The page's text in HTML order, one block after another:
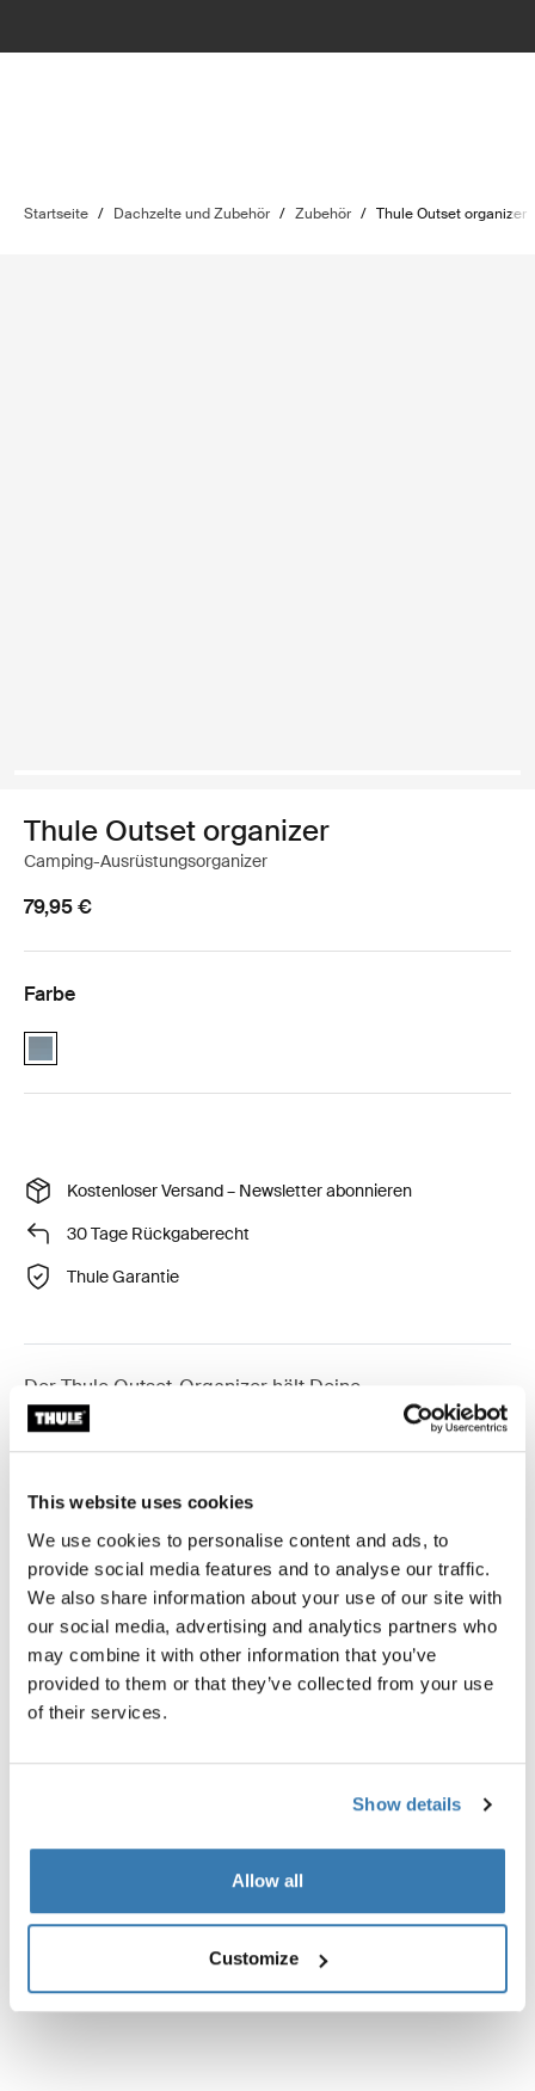
This website uses cookies
We use cookies to personalise content and ads, to
provide social media features and to analyse our traffic.
We also share information about your use of our site with
our social media, advertising and analytics partners who
may combine it with other information that you’ve
provided to them or that they’ve collected from your use
of their services.
Show details
Allow all
Customize
Startseite / Dachzelte und Zubehör / Zubehör / Thule Outset organizer
Thule Outset organizer
Camping-Ausrüstungsorganizer
79,95 €
Farbe
Thule Outset organizer dunkler Schiefer (selected)
Kostenloser Versand – Newsletter abonnieren
30 Tage Rückgaberecht
Thule Garantie
Der Thule Outset-Organizer hält Deine
Campingutensilien in Ordnung und griffbereit, damit
Toggle overview
Beschreibung des Produkts
Toggle features
Alle Eigenschaften
Toggle techspec
Technische Daten
Toggle overview